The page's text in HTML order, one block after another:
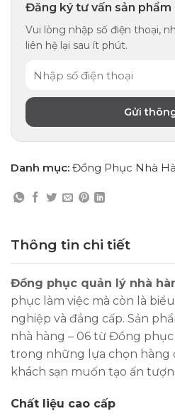
Đăng ký tư vấn sản phẩm
Vui lòng nhập số điện thoại,
liên hệ lại sau ít phút.
Danh mục: Đồng Phục Nhà
Thông tin chi tiết
Đồng phục quản lý nhà
phục làm việc mà còn là
nghiệp và đẳng cấp. Sản
nhà hàng – 06 từ Đồng
trong những lựa chọn hàng
khách sạn muốn tạo ấn
Chất liệu cao cấp